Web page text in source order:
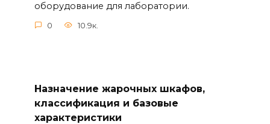
оборудование для лаборатории.
0 10.9к.
Назначение жарочных шкафов,
классификация и базовые
характеристики